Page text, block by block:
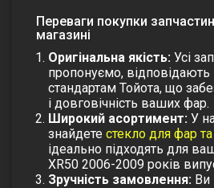
Переваги покупки
магазині
Оригінальна якість: Усі
пропонуємо,
стандартам Тойота, що
і довговічність ваших фар.
Широкий асортимент: У
знайдете стекло для фар
ідеально підходять для
XR50 2006-2009 років
Зручність замовлення: Ви